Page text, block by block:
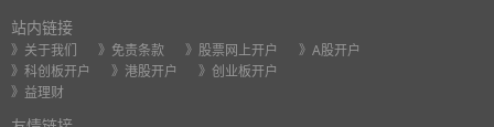
站内链接
》关于我们 》免责条款 》股票网上开户
》A股开户
》科创板开户
》港股开户
》创业板开户
》益理财